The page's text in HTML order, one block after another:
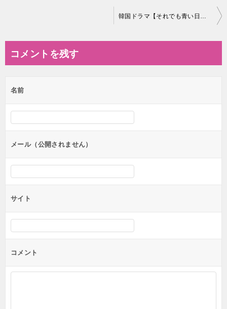
ビ
ー
シ
ン
韓国ドラマ【それでも青い日に】の相関図とキャスト情報
コメントを残す
名前
メール（公開されません）
サイト
コメント